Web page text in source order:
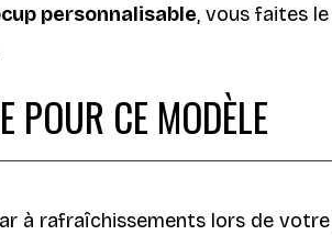
personnalisable, vous faites
POUR CE MODÈLE
à rafraîchissements lors de